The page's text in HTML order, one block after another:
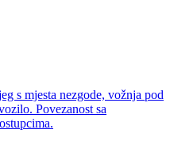
s mjesta nezgode, vožnja pod
Povezanost sa